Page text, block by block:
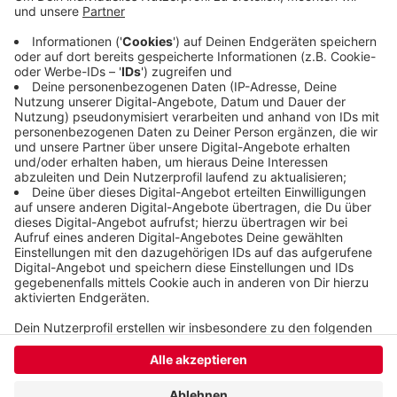
es bereits am Samstag (19.10.24) einen 31 zu 25-
Heimsieg. Die BHC-Frauen haben damit noch kein
Spiel in der Saison verloren und sind
Tabellenführer.
Veröffentlicht:Montag, 21.10.2024 06:24
Anzeige
Anzeige